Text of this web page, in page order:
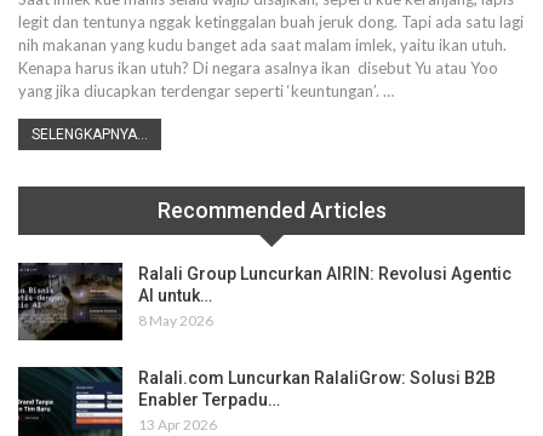
legit dan tentunya nggak ketinggalan buah jeruk dong. Tapi ada satu lagi
nih makanan yang kudu banget ada saat malam imlek, yaitu ikan utuh.
Kenapa harus ikan utuh? Di negara asalnya ikan disebut Yu atau Yoo
yang jika diucapkan terdengar seperti ‘keuntungan’. …
SELENGKAPNYA...
Recommended Articles
Ralali Group Luncurkan AIRIN: Revolusi Agentic
AI untuk…
8 May 2026
Ralali.com Luncurkan RalaliGrow: Solusi B2B
Enabler Terpadu…
13 Apr 2026